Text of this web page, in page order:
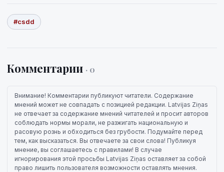
#csdd
Комментарии · 0
Внимание! Комментарии публикуют читатели. Содержание
мнений может не совпадать с позицией редакции. Latvijas Ziņas
не отвечает за содержание мнений читателей и просит авторов
соблюдать нормы морали, не разжигать национальную и
расовую рознь и обходиться без грубости. Подумайте перед
тем, как высказаться. Вы отвечаете за свои слова! Публикуя
мнение, вы соглашаетесь с правилами! В случае
игнорирования этой просьбы Latvijas Ziņas оставляет за собой
право лишить пользователя возможности оставлять мнения.